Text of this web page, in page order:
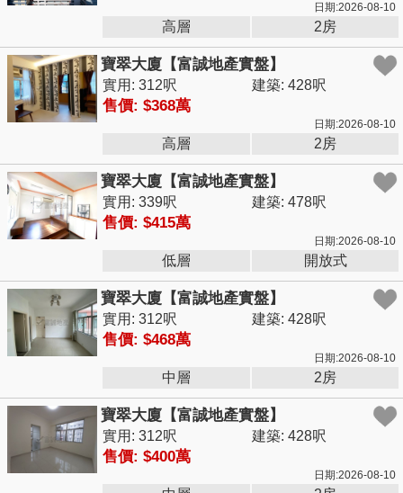
日期:2026-08-10
高層 2房
寶翠大廈【富誠地產實盤】
實用: 312呎 建築: 428呎
售價: $368萬
日期:2026-08-10
高層 2房
寶翠大廈【富誠地產實盤】
實用: 339呎 建築: 478呎
售價: $415萬
日期:2026-08-10
低層 開放式
寶翠大廈【富誠地產實盤】
實用: 312呎 建築: 428呎
售價: $468萬
日期:2026-08-10
中層 2房
寶翠大廈【富誠地產實盤】
實用: 312呎 建築: 428呎
售價: $400萬
日期:2026-08-10